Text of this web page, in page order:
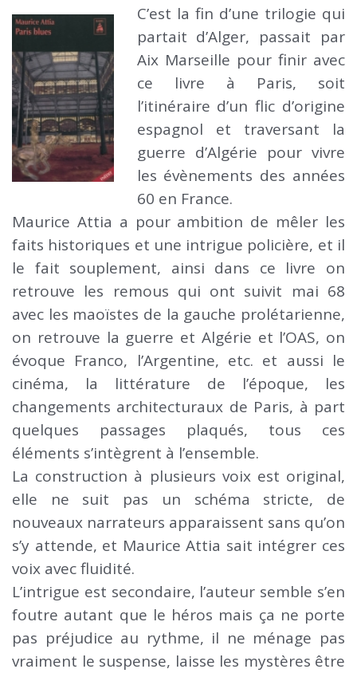
C’est la fin d’une trilogie qui
partait d’Alger, passait par
Aix Marseille pour finir avec
ce livre à Paris, soit
l’itinéraire d’un flic d’origine
espagnol et traversant la
guerre d’Algérie pour vivre
les évènements des années
60 en France.
Maurice Attia a pour ambition de mêler les
faits historiques et une intrigue policière, et il
le fait souplement, ainsi dans ce livre on
retrouve les remous qui ont suivit mai 68
avec les maoïstes de la gauche prolétarienne,
on retrouve la guerre et Algérie et l’OAS, on
évoque Franco, l’Argentine, etc. et aussi le
cinéma, la littérature de l’époque, les
changements architecturaux de Paris, à part
quelques passages plaqués, tous ces
éléments s’intègrent à l’ensemble.
La construction à plusieurs voix est original,
elle ne suit pas un schéma stricte, de
nouveaux narrateurs apparaissent sans qu’on
s’y attende, et Maurice Attia sait intégrer ces
voix avec fluidité.
L’intrigue est secondaire, l’auteur semble s’en
foutre autant que le héros mais ça ne porte
pas préjudice au rythme, il ne ménage pas
vraiment le suspense, laisse les mystères être